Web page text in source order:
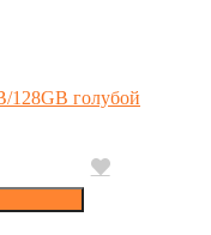
128GB голубой